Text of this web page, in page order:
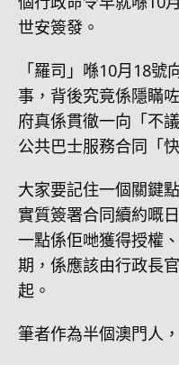
世安簽發。
「羅司」喺10月18
事，背後究竟係隱瞞
府真係貫徹一向「不
公共巴士服務合同「
大家要記住一個關鍵
實質簽署合同續約嘅
一點係佢哋獲得授權
期，係應該由行政長
起。
筆者作為半個澳門人